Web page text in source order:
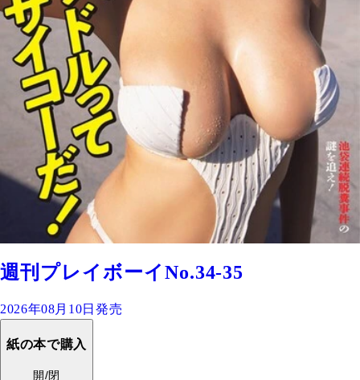
週刊プレイボーイNo.34-35
2026年08月10日発売
紙の本で購入
開/閉